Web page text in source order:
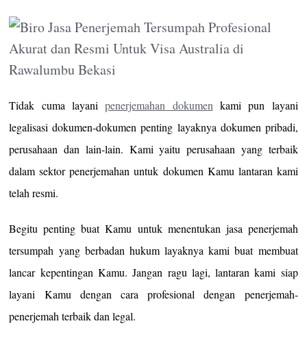
Tidak cuma layanipenerjemahan dokumen kami pun layani
legalisasi dokumen-dokumen penting layaknya dokumen pribadi,
perusahaan dan lain-lain. Kami yaitu perusahaan yang terbaik
dalam sektor penerjemahan untuk dokumen Kamu lantaran kami
telah resmi.
Begitu penting buat Kamu untuk menentukan jasa penerjemah
tersumpah yang berbadan hukum layaknya kami buat membuat
lancar kepentingan Kamu. Jangan ragu lagi, lantaran kami siap
layani Kamu dengan cara profesional dengan penerjemah-
penerjemah terbaik dan legal.